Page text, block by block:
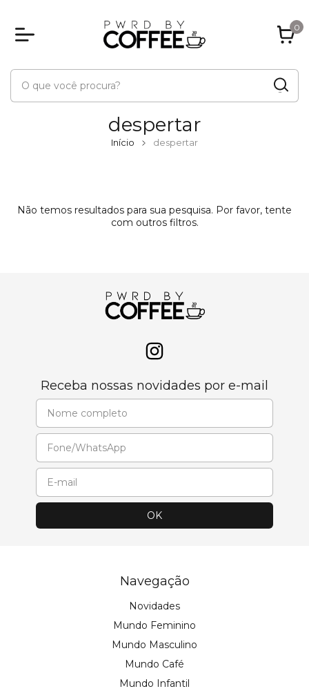
0
despertar
Início despertar
Não temos resultados para sua pesquisa. Por favor, tente
com outros filtros.
Receba nossas novidades por e-mail
Navegação
Novidades
Mundo Feminino
Mundo Masculino
Mundo Café
Mundo Infantil